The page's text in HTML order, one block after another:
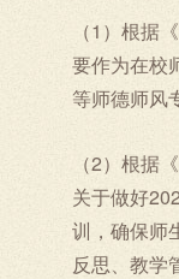
（1）根据
要作为在校
等师德师风
（2）根据
关于做好
训，确保师
反思、教学